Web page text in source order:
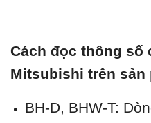
Cách đọc thông số
Mitsubishi trên sản
BH-D, BHW-T: